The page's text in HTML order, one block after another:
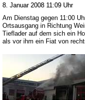
8. Januar 2008 11:09 Uhr
Am Dienstag gegen 11:00
Ortsausgang in Richtung
Tieflader auf dem sich ein
als vor ihm ein Fiat von